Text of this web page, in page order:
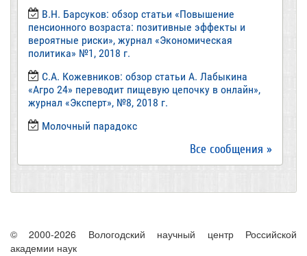
В.Н. Барсуков: обзор статьи «Повышение
пенсионного возраста: позитивные эффекты и
вероятные риски», журнал «Экономическая
политика» №1, 2018 г.
С.А. Кожевников: обзор статьи А. Лабыкина
«Агро 24» переводит пищевую цепочку в онлайн»,
журнал «Эксперт», №8, 2018 г.
Молочный парадокс
Все сообщения »
© 2000-2026 Вологодский научный центр Российской
академии наук